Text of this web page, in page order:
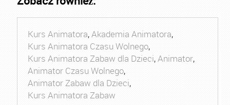
Kurs Animatora,Akademia Animatora,
Kurs Animatora Czasu Wolnego,
Kurs Animatora Zabaw dla Dzieci,Animator,
Animator Czasu Wolnego,
Animator Zabaw dla Dzieci,
Kurs Animatora Zabaw